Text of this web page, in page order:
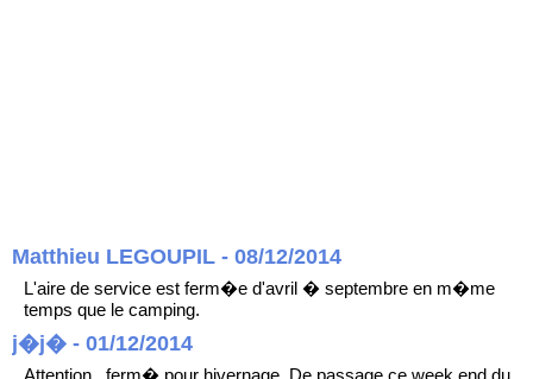
Matthieu LEGOUPIL - 08/12/2014
L'aire de service est ferm�e d'avril � septembre en m�me
temps que le camping.
j�j� - 01/12/2014